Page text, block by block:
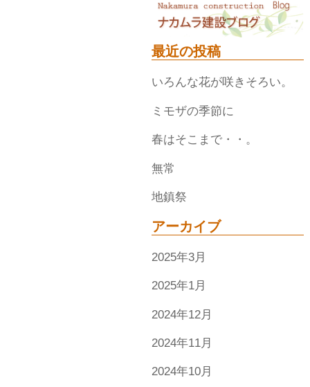
最近の投稿
いろんな花が咲きそろい。
ミモザの季節に
春はそこまで・・。
無常
地鎮祭
アーカイブ
2025年3月
2025年1月
2024年12月
2024年11月
2024年10月